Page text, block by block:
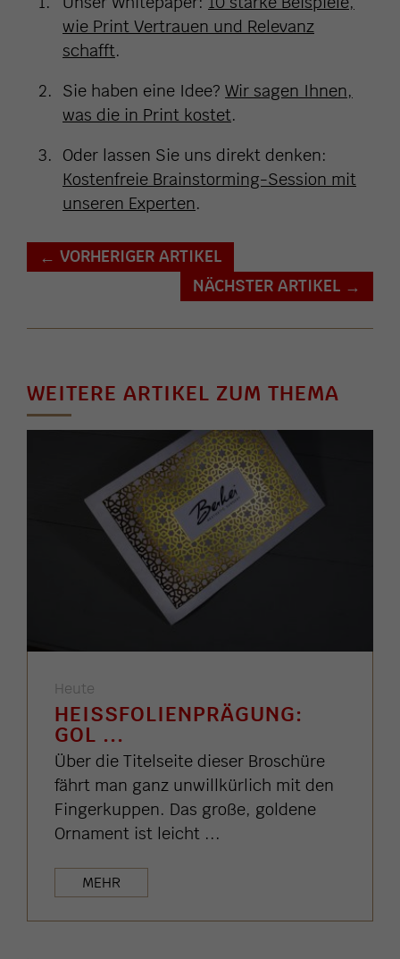
wie Print Vertrauen und Relevanz
schafft.
Sie haben eine Idee? Wir sagen Ihnen,
was die in Print kostet.
Oder lassen Sie uns direkt denken:
Kostenfreie Brainstorming-Session mit
unseren Experten.
← VORHERIGER ARTIKEL
NÄCHSTER ARTIKEL →
WEITERE ARTIKEL ZUM THEMA
Heute
HEISSFOLIENPRÄGUNG: G
OL ...
Über die Titelseite dieser Broschüre
fährt man ganz unwillkürlich mit den
Fingerkuppen. Das große, goldene
Ornament ist leicht ...
MEHR